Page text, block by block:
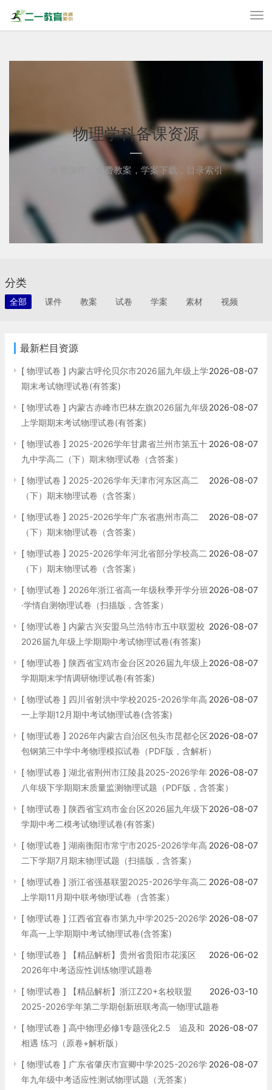
物理学科备课资源
免费课件，免费教案，学案下载，目录索引
分类
全部 课件 教案 试卷 学案 素材 视频
最新栏目资源
2026-08-07
[ 物理试卷 ] 内蒙古呼伦贝尔市2026届九年级上学
期末考试物理试卷(有答案)
2026-08-07
[ 物理试卷 ] 内蒙古赤峰市巴林左旗2026届九年级
上学期期末考试物理试卷(有答案)
2026-08-07
[ 物理试卷 ] 2025-2026学年甘肃省兰州市第五十
九中学高二（下）期末物理试卷（含答案）
2026-08-07
[ 物理试卷 ] 2025-2026学年天津市河东区高二
（下）期末物理试卷（含答案）
2026-08-07
[ 物理试卷 ] 2025-2026学年广东省惠州市高二
（下）期末物理试卷（含答案）
2026-08-07
[ 物理试卷 ] 2025-2026学年河北省部分学校高二
（下）期末物理试卷（含答案）
2026-08-07
[ 物理试卷 ] 2026年浙江省高一年级秋季开学分班
·学情自测物理试卷（扫描版，含答案）
2026-08-07
[ 物理试卷 ] 内蒙古兴安盟乌兰浩特市五中联盟校
2026届九年级上学期期中考试物理试卷(有答案)
2026-08-07
[ 物理试卷 ] 陕西省宝鸡市金台区2026届九年级上
学期期末学情调研物理试卷(有答案)
2026-08-07
[ 物理试卷 ] 四川省射洪中学校2025-2026学年高
一上学期12月期中考试物理试卷(含答案)
2026-08-07
[ 物理试卷 ] 2026年内蒙古自治区包头市昆都仑区
包钢第三中学中考物理模拟试卷（PDF版，含解析）
2026-08-07
[ 物理试卷 ] 湖北省荆州市江陵县2025-2026学年
八年级下学期期末质量监测物理试题（PDF版，含答案）
2026-08-07
[ 物理试卷 ] 陕西省宝鸡市金台区2026届九年级下
学期中考二模考试物理试卷(有答案)
2026-08-07
[ 物理试卷 ] 湖南衡阳市常宁市2025-2026学年高
二下学期7月期末物理试题（扫描版，含答案）
2026-08-07
[ 物理试卷 ] 浙江省强基联盟2025-2026学年高二
上学期11月期中联考物理试卷（含答案）
2026-08-07
[ 物理试卷 ] 江西省宜春市第九中学2025-2026学
年高一上学期期中考试物理试卷(含答案)
2026-06-02
[ 物理试卷 ]
【精品解析】贵州省贵阳市花溪区
2026年中考适应性训练物理试题卷
2026-03-10
[ 物理试卷 ]
【精品解析】浙江Z20+名校联盟
2025-2026学年第二学期创新班联考高一物理试题卷
2026-08-07
[ 物理试卷 ] 高中物理必修1专题强化2.5 追及和
相遇 练习（原卷+解析版）
2026-08-07
[ 物理试卷 ] 广东省肇庆市宣卿中学2025-2026学
年九年级中考适应性测试物理试题（无答案）